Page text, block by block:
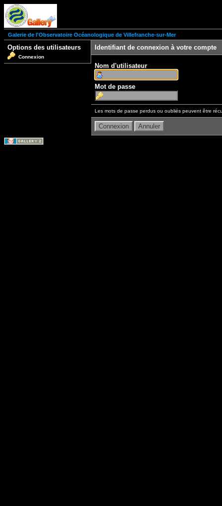
Galerie de l'Observatoire Océanologique de Villefranche-sur-Mer
Options des utilisateurs
Connexion
Identifiant de connexion à votre compte
Nom d'utilisateur
Mot de passe
Les mots de passe perdus ou oubliés peuvent être